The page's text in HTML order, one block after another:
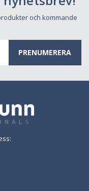
och kommande